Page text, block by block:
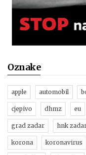
Oznake
apple automobil
cjepivo dhmz eu
grad zadar hnk
korona koronavirus